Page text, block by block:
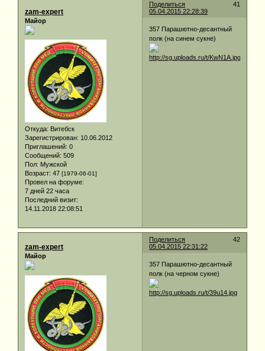
Поделиться
41
05.04.2015 22:28:39
zam-expert
Майор
Откуда: Витебск
Зарегистрирован: 10.06.2012
Приглашений: 0
Сообщений: 509
Пол: Мужской
Возраст: 47 [1979-06-01]
Провел на форуме:
7 дней 22 часа
Последний визит:
14.11.2018 22:08:51
357 Парашютно-десантный
полк (на синем сукне)
Поделиться
42
05.04.2015 22:31:22
zam-expert
Майор
357 Парашютно-десантный
полк (на черном сукне)